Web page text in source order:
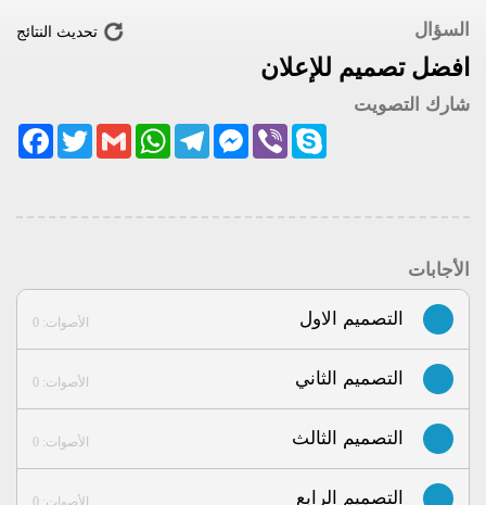
السؤال
افضل تصميم للإعلان
تحديث النتائج
شارك التصويت
TwitterGmail
WhatsAppTelegram
Messenger ViberSkype
الأجابات
الأصوات: 0 التصميم الاول
الأصوات: 0 التصميم الثاني
الأصوات: 0 التصميم الثالث
الأصوات: 0 التصميم الرابع